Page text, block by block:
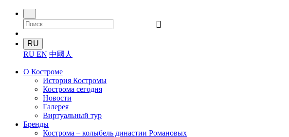
󰍉
RU
RU EN 中國人
О Костроме
История Костромы
Кострома сегодня
Новости
Галерея
Виртуальный тур
Бренды
Кострома – колыбель династии Романовых